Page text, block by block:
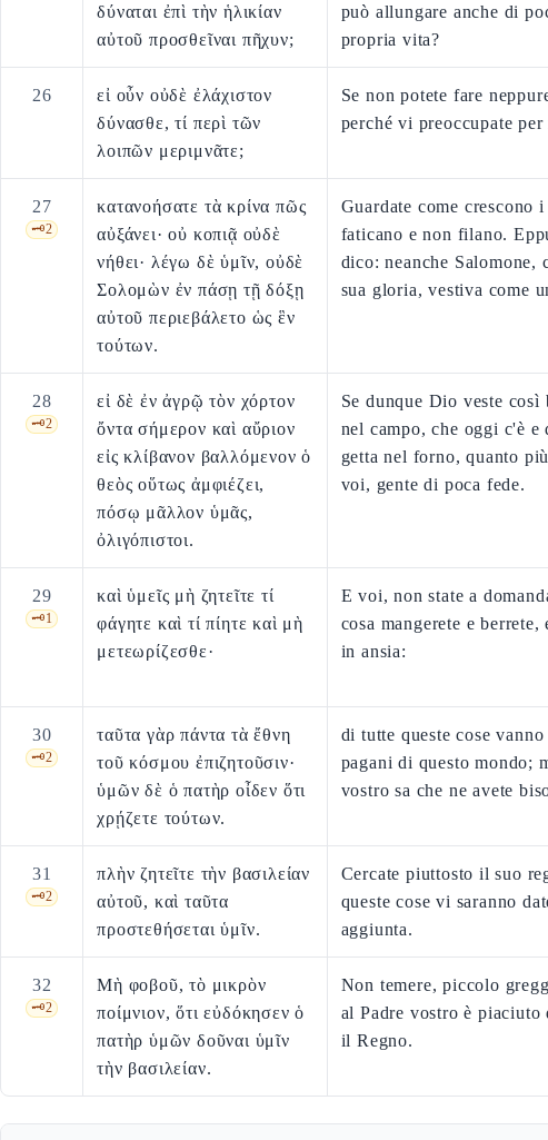
δύναται ἐπὶ τὴν ἡλικίαν
αὐτοῦ προσθεῖναι πῆχυν;
può allungare anche di
propria vita?
26
εἰ οὖν οὐδὲ ἐλάχιστον
δύνασθε, τί περὶ τῶν
λοιπῶν μεριμνᾶτε;
Se non potete fare
perché vi preoccupate
27
🗝️2
κατανοήσατε τὰ κρίνα πῶς
αὐξάνει· οὐ κοπιᾷ οὐδὲ
νήθει· λέγω δὲ ὑμῖν, οὐδὲ
Σολομὼν ἐν πάσῃ τῇ δόξῃ
αὐτοῦ περιεβάλετο ὡς ἓν
τούτων.
Guardate come crescono
faticano e non filano.
dico: neanche Salomone,
sua gloria, vestiva come
28
🗝️2
εἰ δὲ ἐν ἀγρῷ τὸν χόρτον
ὄντα σήμερον καὶ αὔριον
εἰς κλίβανον βαλλόμενον ὁ
θεὸς οὕτως ἀμφιέζει,
πόσῳ μᾶλλον ὑμᾶς,
ὀλιγόπιστοι.
Se dunque Dio veste così
nel campo, che oggi c'è e
getta nel forno, quanto
voi, gente di poca fede.
29
🗝️1
καὶ ὑμεῖς μὴ ζητεῖτε τί
φάγητε καὶ τί πίητε καὶ μὴ
μετεωρίζεσθε·
E voi, non state a
cosa mangerete e berrete,
in ansia:
30
🗝️2
ταῦτα γὰρ πάντα τὰ ἔθνη
τοῦ κόσμου ἐπιζητοῦσιν·
ὑμῶν δὲ ὁ πατὴρ οἶδεν ὅτι
χρῄζετε τούτων.
di tutte queste cose
pagani di questo mondo;
vostro sa che ne avete
31
🗝️2
πλὴν ζητεῖτε τὴν βασιλείαν
αὐτοῦ, καὶ ταῦτα
προστεθήσεται ὑμῖν.
Cercate piuttosto il suo
queste cose vi saranno
aggiunta.
32
🗝️2
Μὴ φοβοῦ, τὸ μικρὸν
ποίμνιον, ὅτι εὐδόκησεν ὁ
πατὴρ ὑμῶν δοῦναι ὑμῖν
τὴν βασιλείαν.
Non temere, piccolo
al Padre vostro è piaciuto
il Regno.